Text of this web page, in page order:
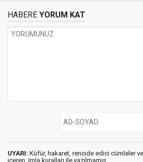
HABERE YORUM KAT
UYARI: Küfür, hakaret, rencide edici cümleler
içeren, imla kuralları ile yazılmamış,